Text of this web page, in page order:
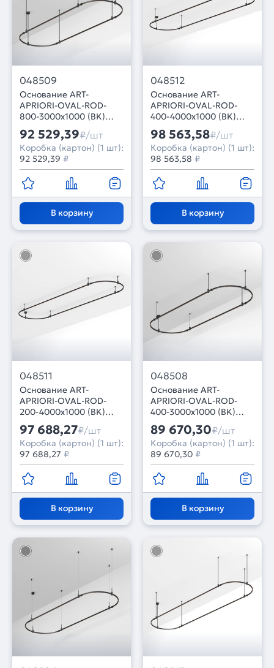
048509
Основание ART-
APRIORI-OVAL-ROD-
800-3000x1000 (BK)
(Arlight, IP20 Металл, 3
года)
92 529,39₽/шт
Коробка (картон) (1 шт):
92 529,39 ₽
В корзину
048512
Основание ART-
APRIORI-OVAL-ROD-
400-4000x1000 (BK)
(Arlight, IP20 Металл, 3
года)
98 563,58₽/шт
Коробка (картон) (1 шт):
98 563,58 ₽
В корзину
048511
Основание ART-
APRIORI-OVAL-ROD-
200-4000x1000 (BK)
(Arlight, IP20 Металл, 3
года)
97 688,27₽/шт
Коробка (картон) (1 шт):
97 688,27 ₽
В корзину
048508
Основание ART-
APRIORI-OVAL-ROD-
400-3000x1000 (BK)
(Arlight, IP20 Металл, 3
года)
89 670,30₽/шт
Коробка (картон) (1 шт):
89 670,30 ₽
В корзину